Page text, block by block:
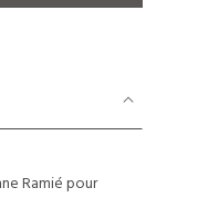
Ramié pour